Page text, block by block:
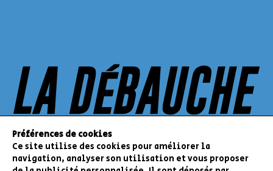
Préférences de cookies
Ce site utilise des cookies pour améliorer la
navigation, analyser son utilisation et vous proposer